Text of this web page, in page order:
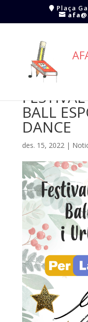
Plaça
BALL
DANCE
des. 15, 2022|